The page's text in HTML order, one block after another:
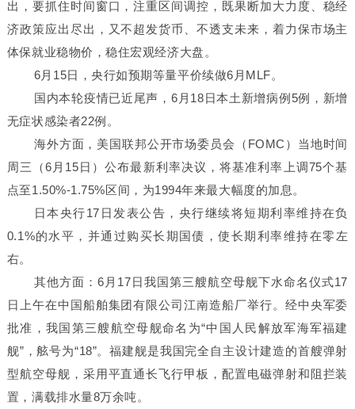
出，要抓住时间窗口，注重区间调控，既果断加大力度、稳经
济政策应出尽出，又不超发货币、不透支未来，着力保市场主
体保就业稳物价，稳住宏观经济大盘。
6月15日，央行如预期等量平价续做6月MLF。
国内本轮疫情已近尾声，6月18日本土新增病例5例，新增
无症状感染者22例。
海外方面，美国联邦公开市场委员会（FOMC）当地时间
周三（6月15日）公布最新利率决议，将基准利率上调75个基
点至1.50%-1.75%区间，为1994年来最大幅度的加息。
日本央行17日发表公告，央行继续将短期利率维持在负
0.1%的水平，并通过购买长期国债，使长期利率维持在零左
右。
其他方面：6月17日我国第三艘航空母舰下水命名仪式17
日上午在中国船舶集团有限公司江南造船厂举行。经中央军委
批准，我国第三艘航空母舰命名为“中国人民解放军海军福建
舰”，舷号为“18”。福建舰是我国完全自主设计建造的首艘弹射
型航空母舰，采用平直通长飞行甲板，配置电磁弹射和阻拦装
置，满载排水量8万余吨。